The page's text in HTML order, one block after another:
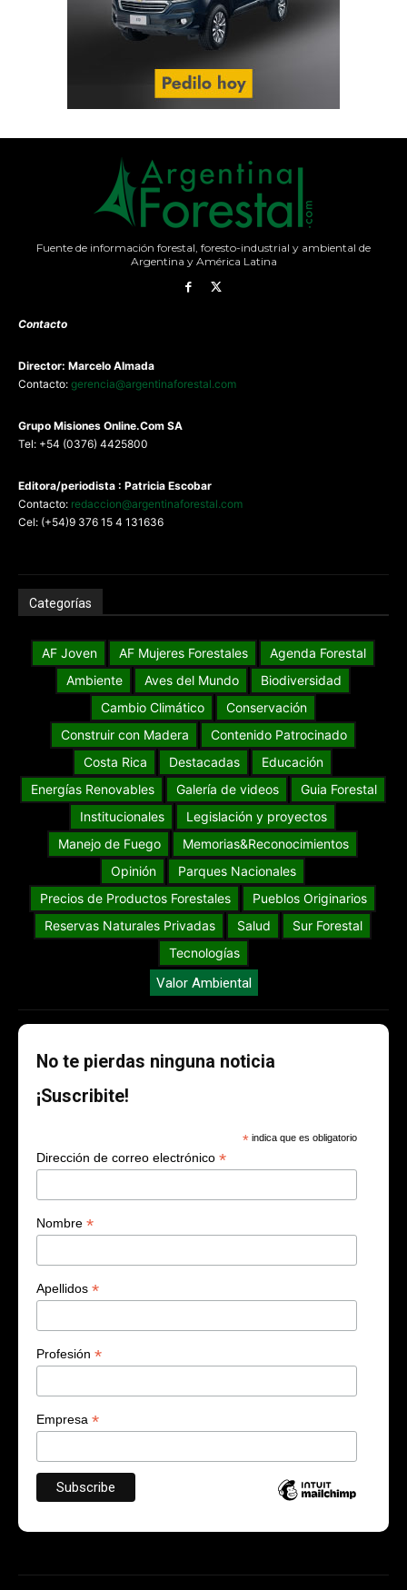
Fuente de información forestal, foresto-industrial y ambiental de
Argentina y América Latina
Contacto
Director: Marcelo Almada
Contacto: gerencia@argentinaforestal.com
Grupo Misiones Online.Com SA
Tel: +54 (0376) 4425800
Editora/periodista : Patricia Escobar
Contacto: redaccion@argentinaforestal.com
Cel: (+54)9 376 15 4 131636
Categorías
AF Joven AF Mujeres Forestales
Agenda Forestal
Ambiente
Aves del Mundo
Biodiversidad
Cambio Climático
Conservación
Construir con Madera
Contenido Patrocinado
Costa Rica
Destacadas
Educación
Energías Renovables
Galería de videos
Guia Forestal
Institucionales
Legislación y proyectos
Manejo de Fuego
Memorias&Reconocimientos
Opinión
Parques Nacionales
Precios de Productos Forestales
Pueblos Originarios
Reservas Naturales Privadas
Salud
Sur Forestal
Tecnologías
Valor Ambiental
No te pierdas ninguna noticia
¡Suscribite!
* indica que es obligatorio
Dirección de correo electrónico *
Nombre *
Apellidos *
Profesión *
Empresa *